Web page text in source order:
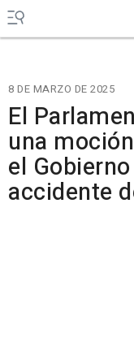
8 DE MARZO DE 2025
El
una
el
accidente